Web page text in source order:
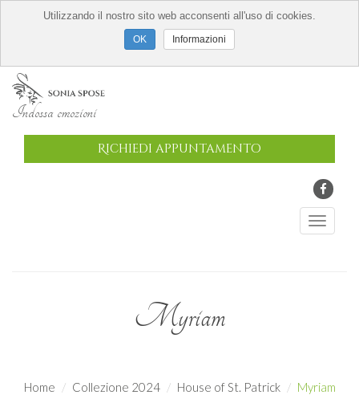
Indossa emozioni
Richiedi appuntamento
Myriam
Home Collezione 2024 House of St. Patrick Myriam
Utilizzando il nostro sito web acconsenti all'uso di cookies.
Informazioni